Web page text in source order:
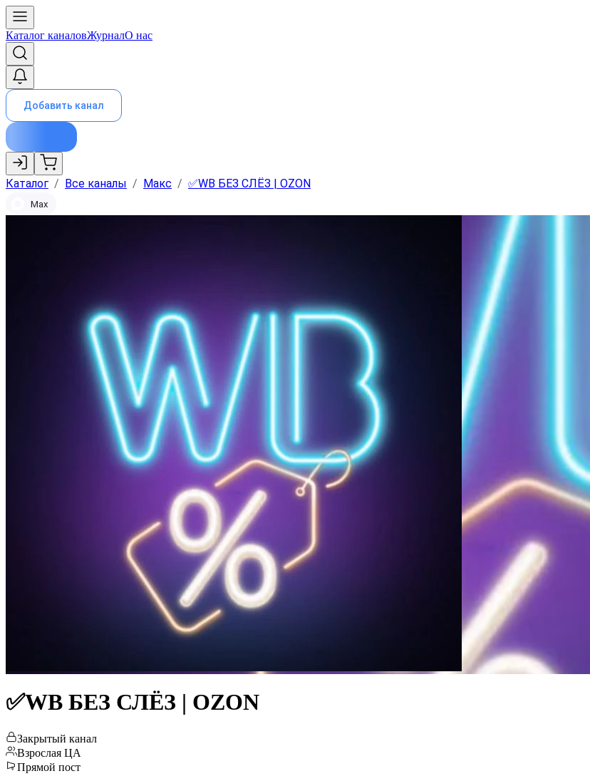
Каталог каналовЖурналО нас
Добавить канал
Каталог / Все каналы / Макс / ✅WB БЕЗ СЛЁЗ | OZON
Max
✅WB БЕЗ СЛЁЗ | OZON
Закрытый канал
Взрослая ЦА
Прямой пост